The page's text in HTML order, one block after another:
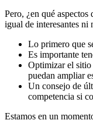
Pero, ¿en qué
igual de interesantes ni
Lo primero que
Es importante
Optimizar el sitio
puedan ampliar
Un consejo de
competencia si
Estamos en un